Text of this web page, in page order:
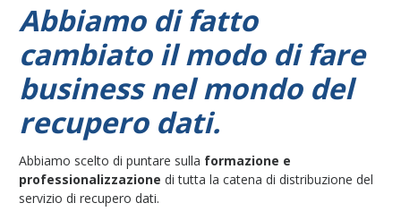
Abbiamo di fatto
cambiato il modo di fare
business nel mondo del
recupero dati.
Abbiamo scelto di puntare sulla formazione e
professionalizzazione di tutta la catena di distribuzione del
servizio di recupero dati.